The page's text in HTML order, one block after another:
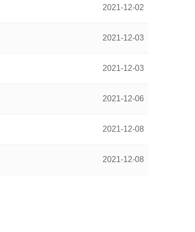
2021-12-02
2021-12-03
2021-12-03
2021-12-06
2021-12-08
2021-12-08